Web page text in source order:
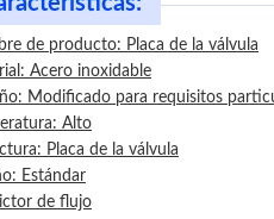
de producto: Placa de la válvula
Acero inoxidable
Modificado para requisitos
Alto
Placa de la válvula
Estándar
de flujo